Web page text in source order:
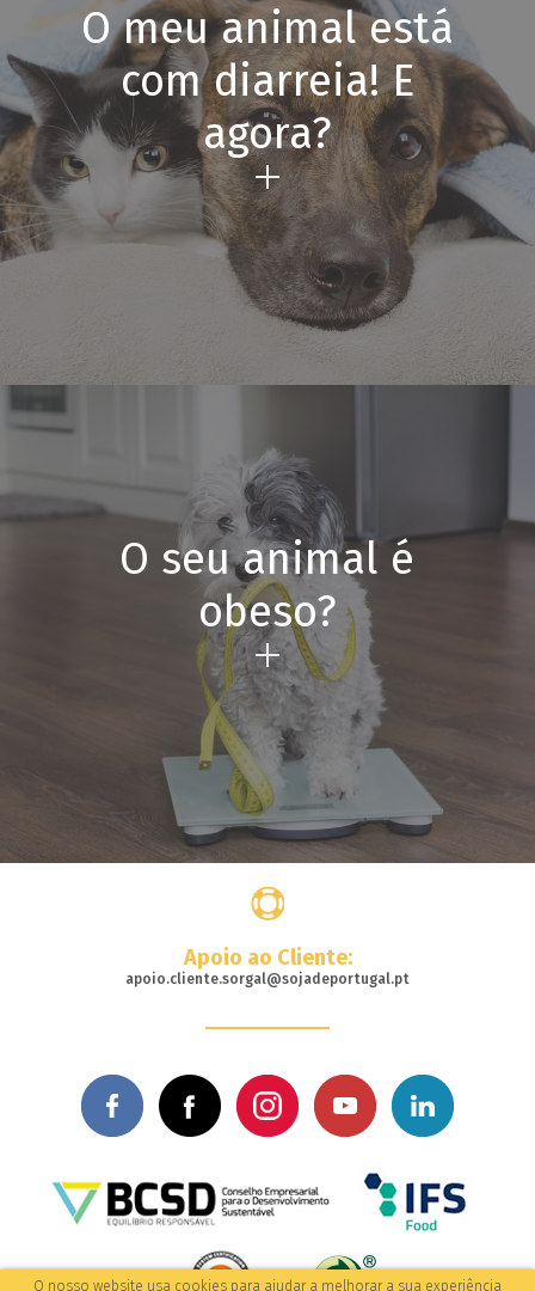
O meu animal está
com diarreia! E
agora?
O seu animal é
obeso?
Apoio ao Cliente:
apoio.cliente.sorgal@sojadeportugal.pt
O nosso website usa cookies para ajudar a melhorar a sua experiência